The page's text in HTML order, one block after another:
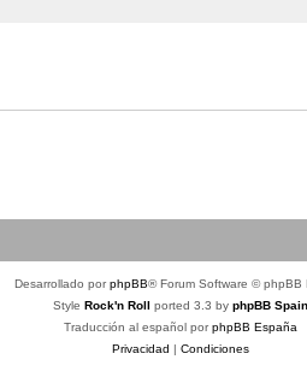
Desarrollado porphpBB® Forum Software © phpBB
Style Rock'n Roll ported 3.3 by phpBB Spain
Traducción al español porphpBB España
Privacidad | Condiciones